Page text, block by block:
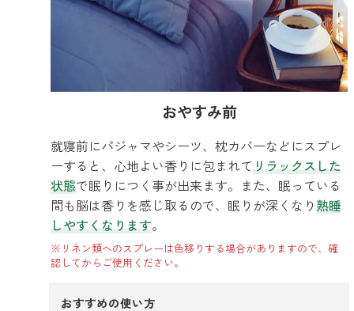
おやすみ前
就寝前にパジャマやシーツ、枕カバーなどにスプレ
ーすると、心地よい香りに包まれて リラックスした
状態で眠りにつく事が出来ます。また、眠っている
間も脳は香りを感じ取るので、眠りが深くなり 熟睡
しやすくなります。
※リネン類へのスプレーは色移りする場合がありますので、確
認してからご使用ください。
おすすめの使い方